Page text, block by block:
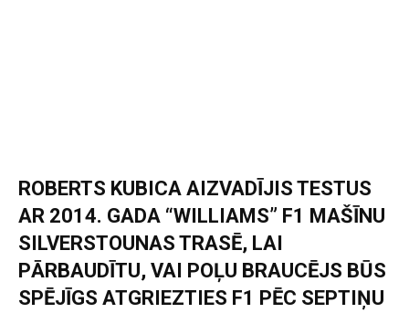
ROBERTS KUBICA AIZVADĪJIS TESTUS
AR 2014. GADA “WILLIAMS” F1 MAŠĪNU
SILVERSTOUNAS TRASĒ, LAI
PĀRBAUDĪTU, VAI POĻU BRAUCĒJS BŪS
SPĒJĪGS ATGRIEZTIES F1 PĒC SEPTIŅU